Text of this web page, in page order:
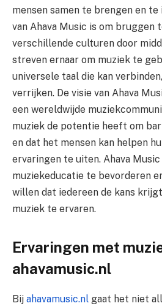
mensen samen te brengen en te
van Ahava Music is om bruggen
verschillende culturen door
streven ernaar om muziek te
universele taal die kan
verrijken. De visie van Ahava
een wereldwijde
muziek de potentie heeft om
en dat het mensen kan helpen
ervaringen te uiten. Ahava
muziekeducatie te bevorderen
willen dat iedereen de kans
muziek te ervaren.
Ervaringen met
ahavamusic.nl
Bij ahavamusic.nl gaat het niet